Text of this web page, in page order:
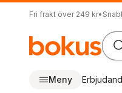
Fri frakt över 249 kr•
Meny